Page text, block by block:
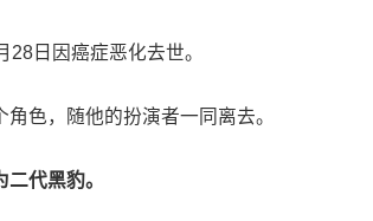
28日因癌症恶化去世。
色，随他的扮演者一同离去。
代黑豹。